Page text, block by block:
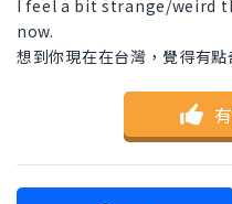
I feel a bit strange/weird
now.
想到你現在在台灣，覺得有點